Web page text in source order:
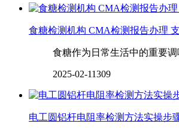
食糖检测机构 CMA检测报告办理
食糖作为日常生活中的重要调
2025-02-11309
电工圆铝杆电阻率检测方法实操步